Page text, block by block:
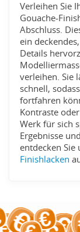
Verleihen Sie
Gouache-
Abschluss.
ein
Details
verleihen. Sie
schnell,
fortfahren
Kontraste
Werk für sich
Ergebnisse
entdecken
Finishlacken